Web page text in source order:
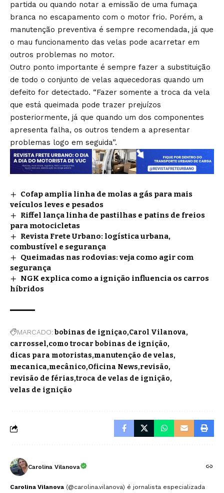
partida ou quando notar a emissão de uma fumaça
branca no escapamento com o motor frio. Porém, a
manutenção preventiva é sempre recomendada, já que
o mau funcionamento das velas pode acarretar em
outros problemas no motor.
Outro ponto importante é sempre fazer a substituição
de todo o conjunto de velas aquecedoras quando um
defeito for detectado. “Fazer somente a troca da vela
que está queimada pode trazer prejuízos
posteriormente, já que quando um dos componentes
apresenta falha, os outros tendem a apresentar
problemas logo em seguida”.
Cofap amplia linha de molas a gás para mais
veículos leves e pesados
Riffel lança linha de pastilhas e patins de freios
para motocicletas
Revista Frete Urbano: logística urbana,
combustível e segurança
Queimadas nas rodovias: veja como agir com
segurança
NGK explica como a ignição influencia os carros
híbridos
MARCADO:bobinas de igniçao Carol Vilanova
carrossel como trocar bobinas de ignição
dicas para motoristas manutenção de velas
mecanica mecânico Oficina News revisão
revisão de férias troca de velas de ignição
velas de ignição
Carolina Vilanova
Carolina Vilanova (@carolina.vilanova) é jornalista especializada